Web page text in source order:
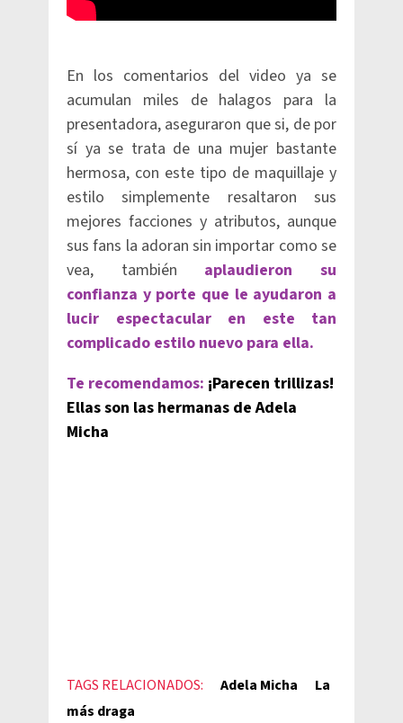
En los comentarios del video ya se
acumulan miles de halagos para la
presentadora, aseguraron que si, de por
sí ya se trata de una mujer bastante
hermosa, con este tipo de maquillaje y
estilo simplemente resaltaron sus
mejores facciones y atributos, aunque
sus fans la adoran sin importar como se
vea, también aplaudieron su
confianza y porte que le ayudaron a
lucir espectacular en este tan
complicado estilo nuevo para ella.
Te recomendamos: ¡Parecen trillizas!
Ellas son las hermanas de Adela
Micha
TAGS RELACIONADOS: Adela Micha
La
más draga